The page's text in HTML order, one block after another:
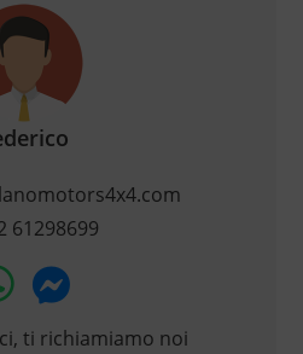
61298699
ti richiamiamo noi